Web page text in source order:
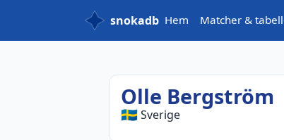
snokadb Hem Matcher &
Olle Bergström
🇸🇪Sverige